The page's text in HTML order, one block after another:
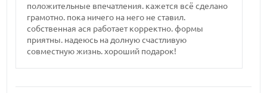
положительные впечатления. кажется всё сделано
грамотно. пока ничего на него не ставил.
собственная ася работает корректно. формы
приятны. надеюсь на долную счастливую
совместную жизнь. хороший подарок!